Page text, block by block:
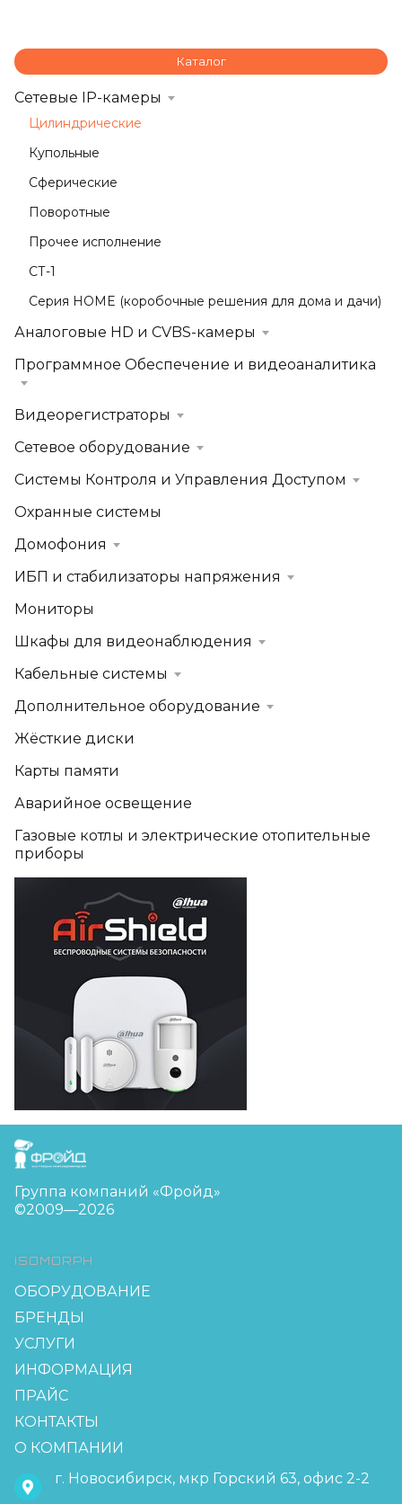
Каталог
Сетевые IP-камеры
Цилиндрические
Купольные
Сферические
Поворотные
Прочее исполнение
СТ-1
Серия HOME (коробочные решения для дома и дачи)
Аналоговые HD и CVBS-камеры
Программное Обеспечение и видеоаналитика
Видеорегистраторы
Сетевое оборудование
Системы Контроля и Управления Доступом
Охранные системы
Домофония
ИБП и стабилизаторы напряжения
Мониторы
Шкафы для видеонаблюдения
Кабельные системы
Дополнительное оборудование
Жёсткие диски
Карты памяти
Аварийное освещение
Газовые котлы и электрические отопительные
приборы
FreudGroup
Группа компаний «Фройд»
©2009—2026
ISOMORPH
ОБОРУДОВАНИЕ
БРЕНДЫ
УСЛУГИ
ИНФОРМАЦИЯ
ПРАЙС
КОНТАКТЫ
О КОМПАНИИ
г. Новосибирск, мкр Горский 63, офис 2-2